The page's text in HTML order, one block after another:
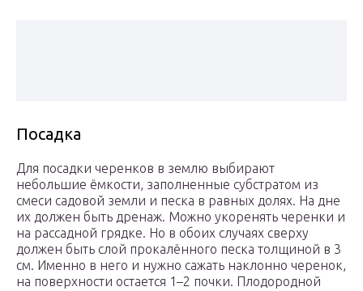
Посадка
Для посадки черенков в землю выбирают
небольшие ёмкости, заполненные субстратом из
смеси садовой земли и песка в равных долях. На дне
их должен быть дренаж. Можно укоренять черенки и
на рассадной грядке. Но в обоих случаях сверху
должен быть слой прокалённого песка толщиной в 3
см. Именно в него и нужно сажать наклонно черенок,
на поверхности остается 1–2 почки. Плодородной